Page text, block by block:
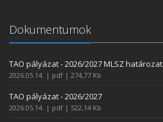
Dokumentumok
TAO pályázat - 2026/2027 MLSZ határozat
2026.05.14. | pdf | 274,77 Kb
TAO pályázat - 2026/2027
2026.05.14. | pdf | 522,14 Kb